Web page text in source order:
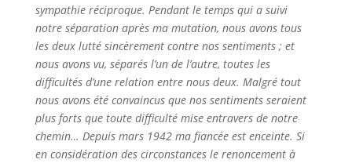
sympathie réciproque. Pendant le temps qui a suivi
notre séparation après ma mutation, nous avons tous
les deux lutté sincèrement contre nos sentiments ; et
nous avons vu, séparés l’un de l’autre, toutes les
difficultés d’une relation entre nous deux. Malgré tout
nous avons été convaincus que nos sentiments seraient
plus forts que toute difficulté mise entravers de notre
chemin… Depuis mars 1942 ma fiancée est enceinte. Si
en considération des circonstances le renoncement à